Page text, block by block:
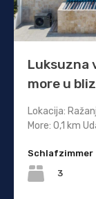
Luksuzna
more u
Lokacija:
More: 0,1 km
Schlafzimmer
3